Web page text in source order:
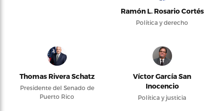
Ramón L. Rosario Cortés
Política y derecho
Thomas Rivera Schatz
Presidente del Senado de
Puerto Rico
Víctor García San
Inocencio
Política y justicia